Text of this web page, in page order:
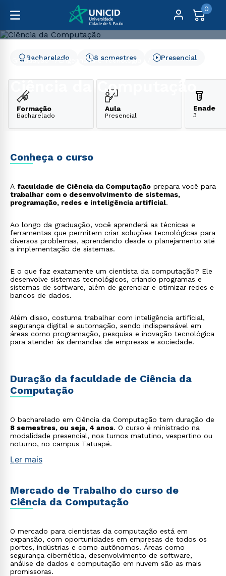
0
Graduação
Engenharia e Tecnologia
Ciência da Computação
8 semestres
Bacharelado Presencial
Formação
Bacharelado
Aula
Presencial
Enade
3
Conheça o curso
A faculdade de Ciência da Computação prepara você para
trabalhar com o desenvolvimento de sistemas,
programação, redes e inteligência artificial.
Ao longo da graduação, você aprenderá as técnicas e
ferramentas que permitem criar soluções tecnológicas para
diversos problemas, aprendendo desde o planejamento até
a implementação de sistemas.
E o que faz exatamente um cientista da computação? Ele
desenvolve sistemas tecnológicos, criando programas e
sistemas de software, além de gerenciar e otimizar redes e
bancos de dados.
Além disso, costuma trabalhar com inteligência artificial,
segurança digital e automação, sendo indispensável em
áreas como programação, pesquisa e inovação tecnológica
para atender às demandas de empresas e sociedade.
Duração da faculdade de Ciência da
Computação
O bacharelado em Ciência da Computação tem duração de
8 semestres, ou seja, 4 anos. O curso é ministrado na
modalidade presencial, nos turnos matutino, vespertino ou
noturno, no campus Tatuapé.
Ler mais
Mercado de Trabalho do curso de
Ciência da Computação
O mercado para cientistas da computação está em
expansão, com oportunidades em empresas de todos os
portes, indústrias e como autônomos. Áreas como
segurança cibernética, desenvolvimento de software,
análise de dados e computação em nuvem são as mais
promissoras.